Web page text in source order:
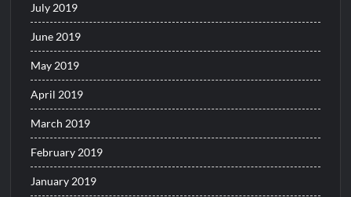
July 2019
June 2019
May 2019
April 2019
March 2019
February 2019
January 2019